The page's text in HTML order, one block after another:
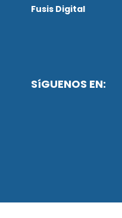
Fusis Digital
SíGUENOS EN: